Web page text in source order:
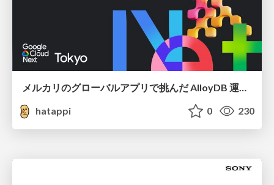
メルカリのグローバルアプリで挑んだ AlloyDB 運用と課題解決の実践記
hatappi
0 230